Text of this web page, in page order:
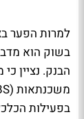
למרות הפער
בשוק הוא
הבנק. נציין
בפעילות